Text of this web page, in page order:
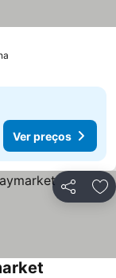
Ver preços
Partilhar